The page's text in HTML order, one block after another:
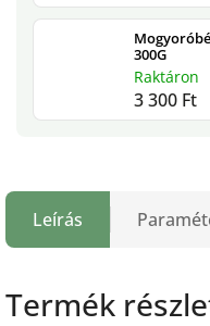
300G
Raktáron
3 300 Ft
Leírás
Termék